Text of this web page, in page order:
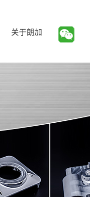
关于朗加